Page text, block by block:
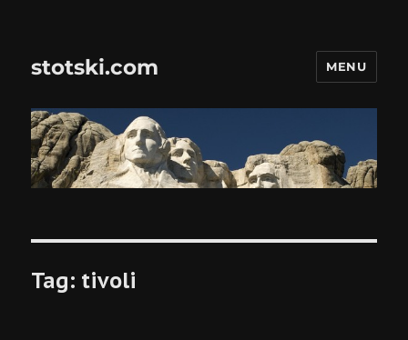
stotski.com MENU
Tag: tivoli